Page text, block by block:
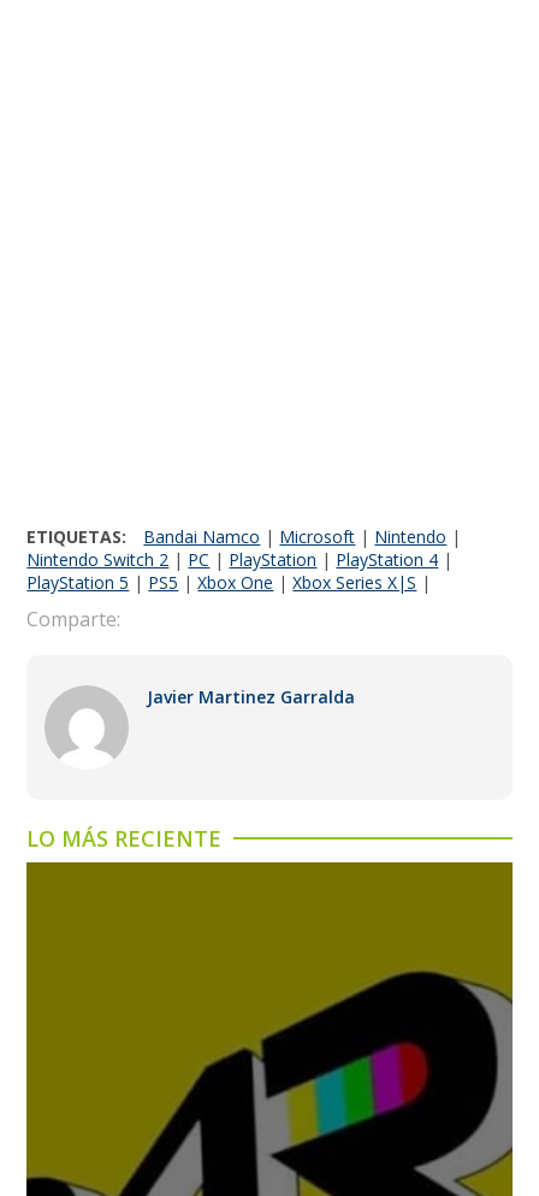
ETIQUETAS: Bandai Namco | Microsoft | Nintendo |
Nintendo Switch 2 | PC | PlayStation | PlayStation 4 |
PlayStation 5 | PS5 |Xbox One |Xbox Series X|S |
Comparte:
Javier Martinez Garralda
LO MÁS RECIENTE